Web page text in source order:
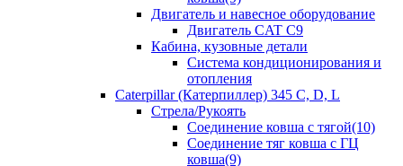
Двигатель и навесное оборудование
Двигатель CAT C9
Кабина, кузовные детали
Система кондиционирования и
отопления
Caterpillar (Катерпиллер) 345 C, D, L
Стрела/Рукоять
Соединение ковша с тягой(10)
Соединение тяг ковша с ГЦ
ковша(9)